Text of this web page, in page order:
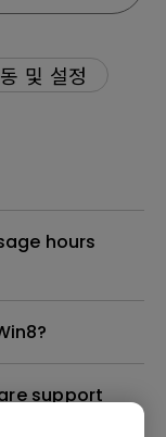
및 설정
hours
support